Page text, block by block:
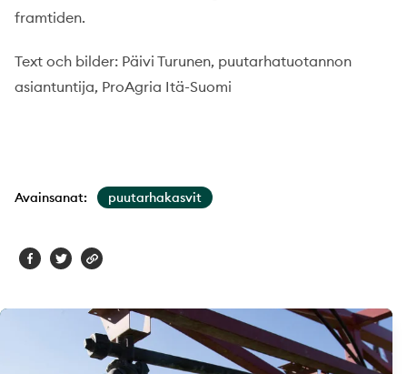
framtiden.
Text och bilder: Päivi Turunen, puutarhatuotannon
asiantuntija, ProAgria Itä-Suomi
Avainsanat: puutarhakasvit